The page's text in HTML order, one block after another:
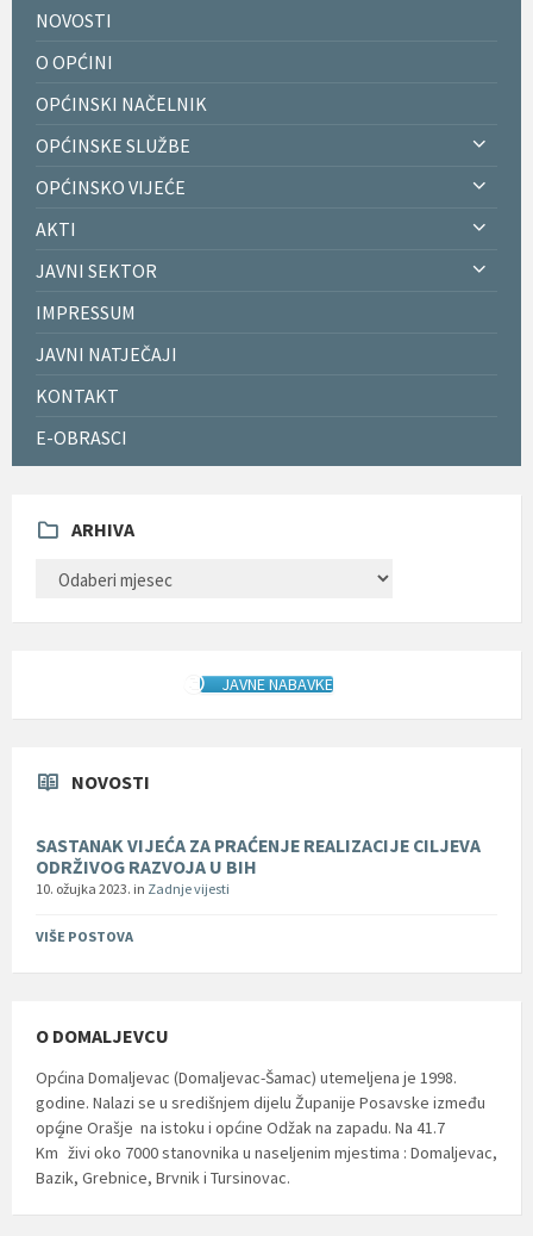
NOVOSTI
O OPĆINI
OPĆINSKI NAČELNIK
OPĆINSKE SLUŽBE
OPĆINSKO VIJEĆE
AKTI
JAVNI SEKTOR
IMPRESSUM
JAVNI NATJEČAJI
KONTAKT
E-OBRASCI
ARHIVA
JAVNE NABAVKE
NOVOSTI
SASTANAK VIJEĆA ZA PRAĆENJE REALIZACIJE CILJEVA
ODRŽIVOG RAZVOJA U BIH
10. ožujka 2023. in Zadnje vijesti
VIŠE POSTOVA
O DOMALJEVCU
Općina Domaljevac (Domaljevac-Šamac) utemeljena je 1998.
godine. Nalazi se u središnjem dijelu Županije Posavske između
općine Orašje na istoku i općine Odžak na zapadu. Na 41.7
Km
2
živi oko 7000 stanovnika u naseljenim mjestima : Domaljevac,
Bazik, Grebnice, Brvnik i Tursinovac.